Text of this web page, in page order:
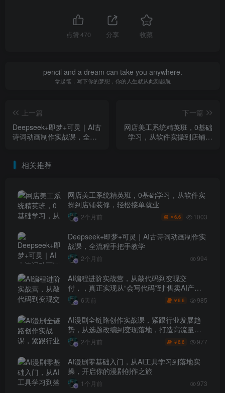
点赞470 分享 收藏
pencil and a dream can take you anywhere.
拿起笔，写下你的梦想，你的人生就从此刻起航
上一篇
Deepseek+即梦+可灵｜AI古
诗词动画制作实战课，全流
下一篇
网店美工系统精英班，0基础
学习，从软件实操到店铺装
相关推荐
网店美工系统精英班，0基础学习，从软件实
操到店铺装修，轻松接单就业
2个月前 ￥6.6 1003
Deepseek+即梦+可灵｜AI古诗词动画制作实
战课，全流程手把手教学
2个月前 994
AI编程进阶实战营，从敲代码到变现交
付，，真正实现从“会写代码”到“售卖AI产品
盈利”的跨越
6天前 ￥6.6 985
AI漫剧全链路创作实战课，紧跟行业发展趋
势，从选题改编到变现落地，打造高流量优
质作品2个月前 ￥6.6 977
AI漫剧零基础入门，从AI工具学习到落地实
操，开启你的漫剧创作之旅
1个月前 973